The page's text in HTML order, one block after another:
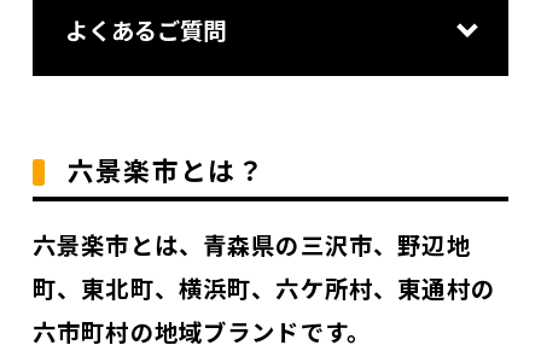
よくあるご質問
六景楽市とは？
六景楽市とは、青森県の三沢市、野辺地
町、東北町、横浜町、六ケ所村、東通村の
六市町村の地域ブランドです。